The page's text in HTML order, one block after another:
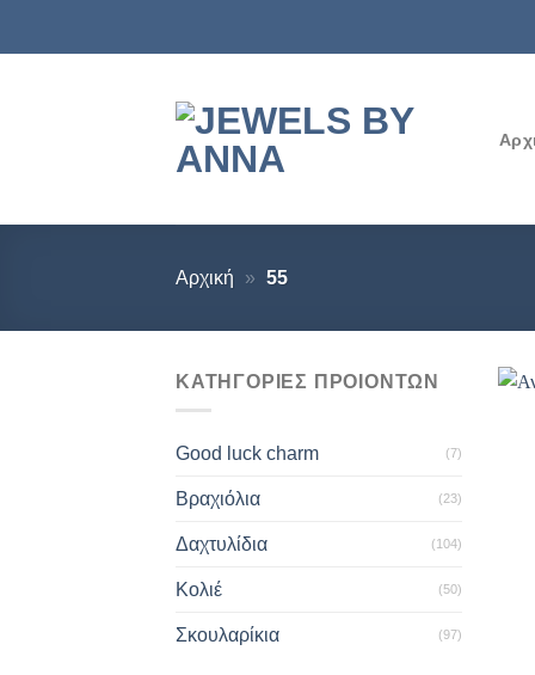
Αρχική » 55
ΚΑΤΗΓΟΡΙΕΣ ΠΡΟΙΟΝΤΩΝ
Good luck charm (7)
Βραχιόλια (23)
Δαχτυλίδια (104)
Κολιέ (50)
Σκουλαρίκια (97)